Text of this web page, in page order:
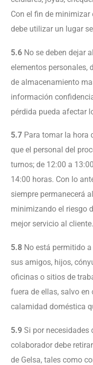
Con el fin de minimizar
debe utilizar un lugar
5.6 No se deben dejar
elementos personales,
de almacenamiento
información
pérdida pueda afectar
5.7 Para tomar la hora
que el personal del
turnos; de 12:00 a
14:00 horas. Con lo
siempre permanecerá
minimizando el riesgo
mejor servicio al cliente.
5.8 No está permitido
sus amigos, hijos,
oficinas o sitios de
fuera de ellas, salvo en
calamidad doméstica
5.9 Si por necesidades
colaborador debe
de Gelsa, tales como